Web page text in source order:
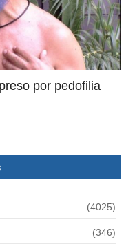
por pedofilia
(4025)
(346)